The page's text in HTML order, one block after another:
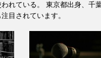
れている。 東京都出身、千
目されています。